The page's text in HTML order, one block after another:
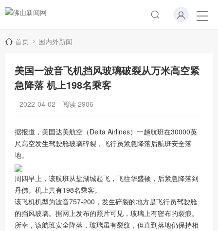
首页 国内外新闻
美国一波音飞机挡风玻璃破裂从万米高空紧
急降落 机上198名乘客
2022-04-02 阅读 2906
据报道，美国达美航空（Delta Airlines）一趟航班在30000英
尺高空发生驾驶舱玻璃碎裂，飞行员紧急降落后航班安全落
地。
周四早上，该航班从盐湖城起飞，飞往华盛顿，后紧急降落到
丹佛。机上共有198名乘客。
该飞机机型为波音757-200，发生碎裂的地方是飞行员驾驶舱
的挡风玻璃。据网上发布的照片可见，玻璃上有密布的裂痕。
所幸，该航班安全降落，玻璃虽有裂纹，但直到落地仍保持相